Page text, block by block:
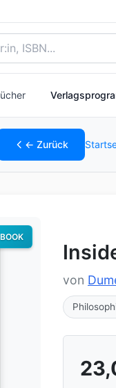
oder ISBN
← Zurück
von